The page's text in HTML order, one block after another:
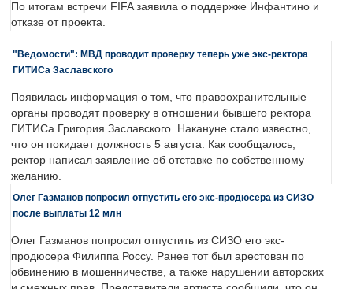
По итогам встречи FIFA заявила о поддержке Инфантино и
отказе от проекта.
"Ведомости": МВД проводит проверку теперь уже экс-ректора
ГИТИСа Заславского
Появилась информация о том, что правоохранительные
органы проводят проверку в отношении бывшего ректора
ГИТИСа Григория Заславского. Накануне стало известно,
что он покидает должность 5 августа. Как сообщалось,
ректор написал заявление об отставке по собственному
желанию.
Олег Газманов попросил отпустить его экс-продюсера из СИЗО
после выплаты 12 млн
Олег Газманов попросил отпустить из СИЗО его экс-
продюсера Филиппа Россу. Ранее тот был арестован по
обвинению в мошенничестве, а также нарушении авторских